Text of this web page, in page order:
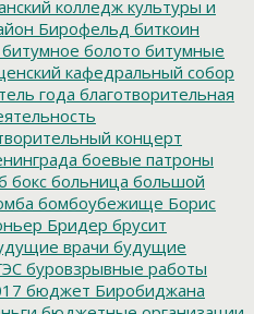
колледж культуры и
Бирофельд биткоин
битумное болото битумные
кафедральный собор
года благотворительная
концерт
боевые патроны
бокс больница большой
бомбоубежище Борис
Бридер брусит
врачи будущие
буровзрывные работы
бюджет Биробиджана